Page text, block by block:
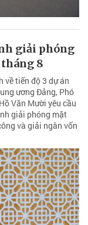
giải phóng
8
tiến độ 3 dự án
ương Đảng, Phó
Văn Mười yêu cầu
giải phóng mặt
và giải ngân vốn